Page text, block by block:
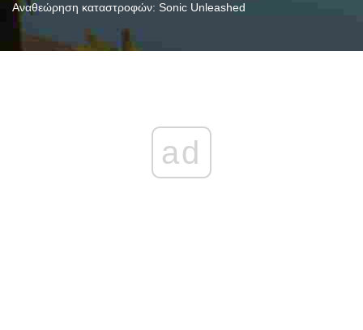
Αναθεώρηση καταστροφών: Sonic Unleashed
ad